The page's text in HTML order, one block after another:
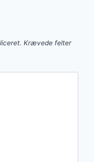
Krævede felter